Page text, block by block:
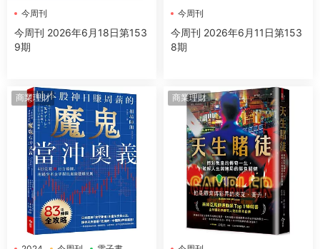
今周刊
今周刊 2026年6月18日第153
9期
今周刊
今周刊 2026年6月11日第153
8期
商業理財 商業理財